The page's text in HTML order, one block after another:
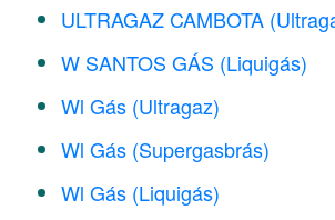
ULTRAGAZ CAMBOTA
W SANTOS GÁS (Liquigás)
Wl Gás (Ultragaz)
Wl Gás (Supergasbrás)
Wl Gás (Liquigás)